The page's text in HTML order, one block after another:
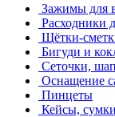
Зажимы для
Расходники
Щётки-
Бигуди и
Сеточки,
Оснащение
Пинцеты
Кейсы,